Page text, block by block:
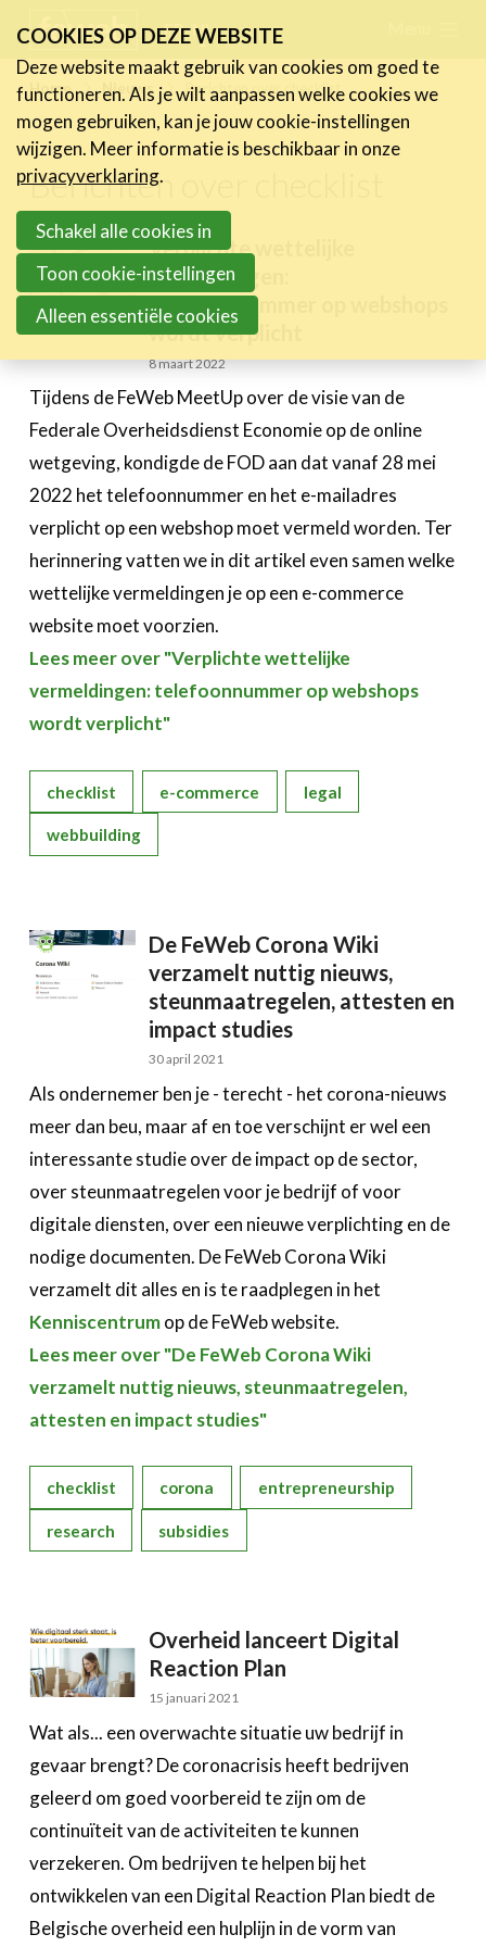
links
Jump
to
navigation
to
main
content
FR NL
Home Nieuws Berichten over checklist
Berichten over checklist
Verplichte wettelijke
vermeldingen:
telefoonnummer op webshops
wordt verplicht
8 maart 2022
Tijdens de FeWeb MeetUp over de visie van de
Federale Overheidsdienst Economie op de online
wetgeving, kondigde de FOD aan dat vanaf 28 mei
2022 het telefoonnummer en het e-mailadres
verplicht op een webshop moet vermeld worden. Ter
herinnering vatten we in dit artikel even samen welke
wettelijke vermeldingen je op een e-commerce
website moet voorzien.
Lees meer over "Verplichte wettelijke
vermeldingen: telefoonnummer op webshops
wordt verplicht"
checklist e-commerce legal
webbuilding
De FeWeb Corona Wiki
verzamelt nuttig nieuws,
steunmaatregelen, attesten en
impact studies
30 april 2021
Als ondernemer ben je - terecht - het corona-nieuws
meer dan beu, maar af en toe verschijnt er wel een
interessante studie over de impact op de sector,
over steunmaatregelen voor je bedrijf of voor
digitale diensten, over een nieuwe verplichting en de
nodige documenten. De FeWeb Corona Wiki
verzamelt dit alles en is te raadplegen in het
Kenniscentrumop de FeWeb website.
Lees meer over "De FeWeb Corona Wiki
verzamelt nuttig nieuws, steunmaatregelen,
attesten en impact studies"
checklist corona entrepreneurship
research subsidies
Overheid lanceert Digital
Reaction Plan
15 januari 2021
Wat als... een overwachte situatie uw bedrijf in
gevaar brengt? De coronacrisis heeft bedrijven
geleerd om goed voorbereid te zijn om de
continuïteit van de activiteiten te kunnen
verzekeren. Om bedrijven te helpen bij het
ontwikkelen van een Digital Reaction Plan biedt de
Belgische overheid een hulplijn in de vorm van
Nieuws
Nieuwsberichten
FeWeb Videos
Jobs in de sector
Activiteiten
Cases
Expertise
Toolbox
Bedrijvenzoeker
Over FeWeb
Lid worden Account
Zoeken
COOKIES OP DEZE WEBSITE
Deze website maakt gebruik van cookies om goed te
functioneren. Als je wilt aanpassen welke cookies we
mogen gebruiken, kan je jouw cookie-instellingen
wijzigen. Meer informatie is beschikbaar in onze
privacyverklaring.
Schakel alle cookies in
Toon cookie-instellingen
Alleen essentiële cookies